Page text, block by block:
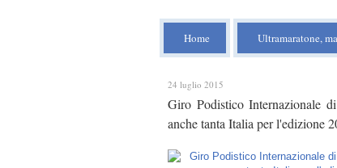
Home Ultramaratone,
24 luglio 2015
Giro Podistico Internazionale
anche tanta Italia per l'edizione